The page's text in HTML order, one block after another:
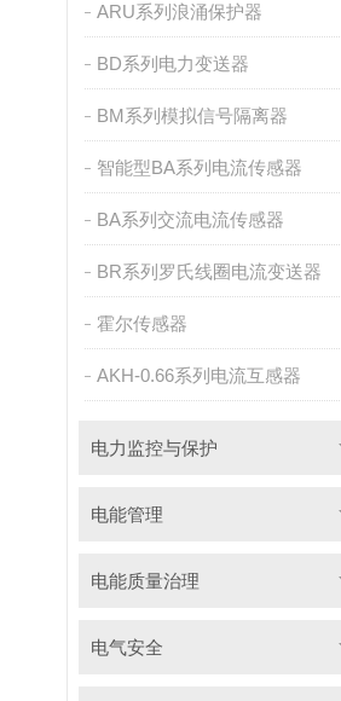
ARU系列浪涌保护器
BD系列电力变送器
BM系列模拟信号隔离器
智能型BA系列电流传感器
BA系列交流电流传感器
BR系列罗氏线圈电流变送器
霍尔传感器
AKH-0.66系列电流互感器
电力监控与保护
电能管理
电能质量治理
电气安全